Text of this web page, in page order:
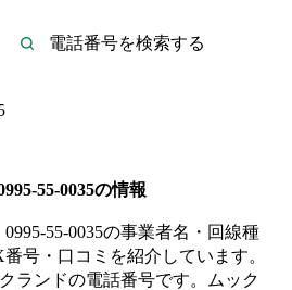
55-0035の情報
0995-55-0035の事業者名・回線種
号・口コミを紹介しています。
ランドの電話番号です。
ムック